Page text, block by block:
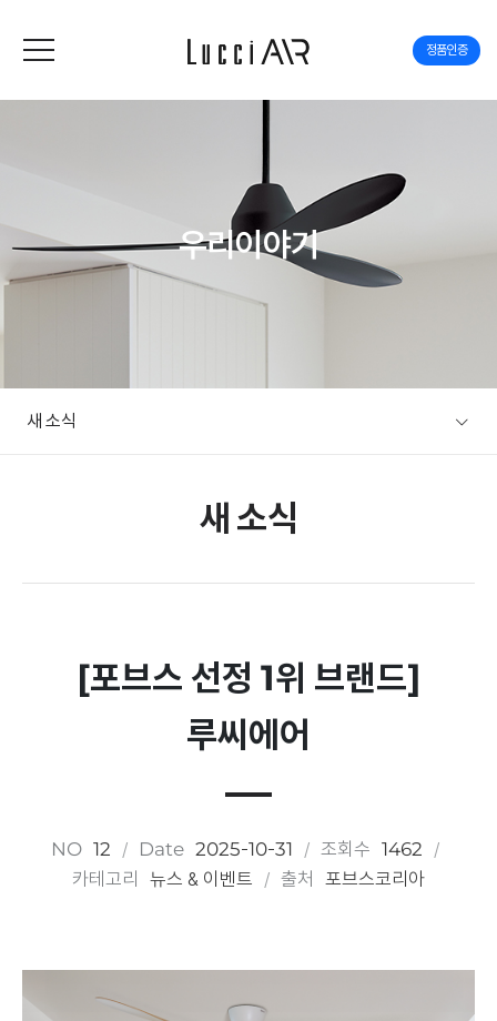
정품인증
우리이야기
새 소식
새 소식
[포브스 선정 1위 브랜드]
루씨에어
NO 12 Date 2025-10-31 조회수 1462
카테고리
뉴스 & 이벤트 출처 포브스코리아